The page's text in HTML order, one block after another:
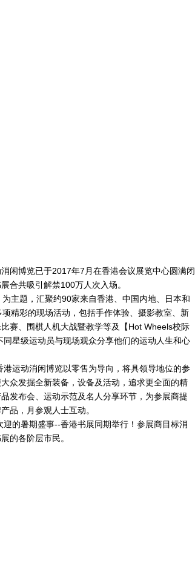
闲博览已于2017年7月在香港会议展览中心圆满闭
合共吸引解禁100万人次入场。
主题，汇聚约90家来自香港、中国内地、日本和
精彩的现场活动，包括手作体验、摄影教室、新
赛、围棋人机大战暨教学等及【Hot Wheels校际
星级运动员与现场观众分享他们的运动人生和心
运动消闲博览以零售为导向，将具领导地位的参
众发掘全新装备，设备及活动，追求更全面的精
发布会、运动示范及名人分享环节，为参展商提
品，月参观人士互动。
的暑期盛事--香港书展同期举行！参展商目标消
的各阶层市民。